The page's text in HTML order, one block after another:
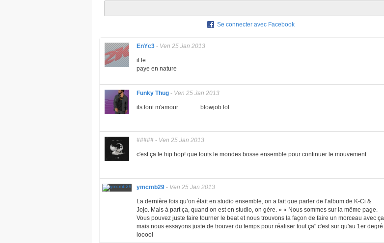
Se connecter avec Facebook
EnYc3 - Ven 25 Jan 2013
il le
paye en nature
Funky Thug - Ven 25 Jan 2013
ils font m'amour ............. blowjob lol
##### - Ven 25 Jan 2013
c'est ça le hip hop! que touts le mondes bosse ensemble pour continuer le mouvement
ymcmb29 - Ven 25 Jan 2013
La dernière fois qu’on était en studio ensemble, on a fait que parler de l’album de K-Ci &
Jojo. Mais à part ça, quand on est en studio, on gère. » « Nous sommes sur la même page.
Vous pouvez juste faire tourner le beat et nous trouvons la façon de faire un morceau avec ça,
mais nous essayons juste de trouver du temps pour réaliser tout ça" c'est sur qu'au 1er degré
looool